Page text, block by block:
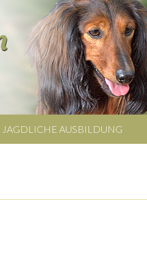
JAGDLICHE AUSBILDUNG